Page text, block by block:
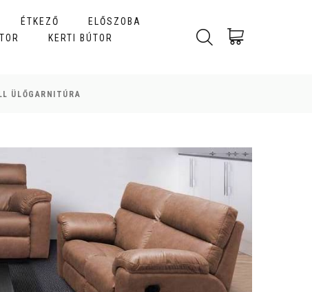
ÉTKEZŐ
ELŐSZOBA
KERTI BÚTOR
ÜLŐGARNITÚRA